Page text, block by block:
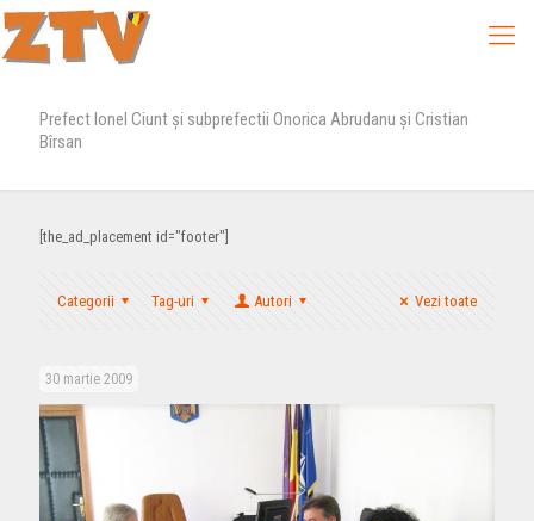
Prefect Ionel Ciunt şi subprefectii Onorica Abrudanu şi Cristian
Bîrsan
[the_ad_placement id="footer"]
Categorii Tag-uri Autori Vezi toate
30 martie 2009